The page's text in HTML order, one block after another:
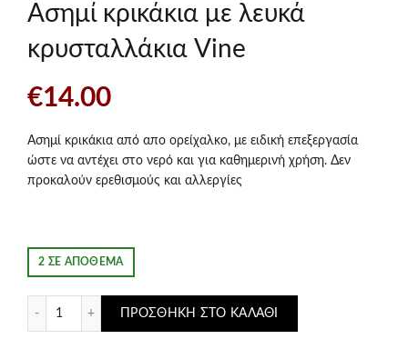
Ασημί κρικάκια με λευκά
κρυσταλλάκια Vine
€14.00
Ασημί κρικάκια από απο ορείχαλκο, με ειδική επεξεργασία
ώστε να αντέχει στο νερό και για καθημερινή χρήση. Δεν
προκαλούν ερεθισμούς και αλλεργίες
2 ΣΕ ΑΠΌΘΕΜΑ
Ασημί κρικάκια με λευκά κρυσταλλάκια Vine ποσότητα
ΠΡΟΣΘΉΚΗ ΣΤΟ ΚΑΛΆΘΙ